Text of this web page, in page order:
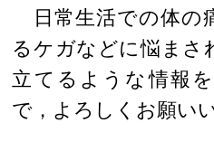
日常生活での体の
るケガなどに悩まさ
立てるような情報
で，よろしくお願い